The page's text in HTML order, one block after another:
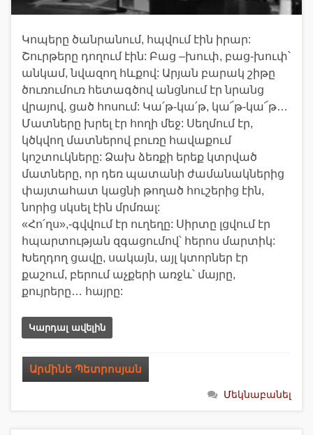
Կոպերը ծանրանում, հպվում էին իրար:
Շուրթերը դողում էին: Բաց –խուփ, բաց-խուփ՝
անկամ, նվազող հևքով: Արյան բարակ շիթը
ծուռումուռ հետագծով անցնում էր նրանց
վրայով, ցած հոսում: Կա՛թ-կա՛թ, կա՜թ-կա՜թ…
Մատները խրել էր հողի մեջ: Սեղմում էր,
կծկվող մատներով բուռը հավաքում
կոշտուկները: Ձախ ձեռքի երեք կտրված
մատները, որ դեռ պատանի ժամանակներից
փայտահատ կացնի թողած հուշերից էին,
նորից սկսել էին մրմռալ:
«Հո՛ղս»,-գվվում էր ուղեղը: Սիրտը լցվում էր
հպարտության զգացումով՝ հերոս մարտիկ:
Խեղդող ցավը, սակայն, այլ կտորներ էր
քաշում, բերում աչքերի առջև՝ մայրը,
քույրերը… հայրը:
Կարդալ ավելին
Արմինե Պետրոսյան
Մեկնաբանել